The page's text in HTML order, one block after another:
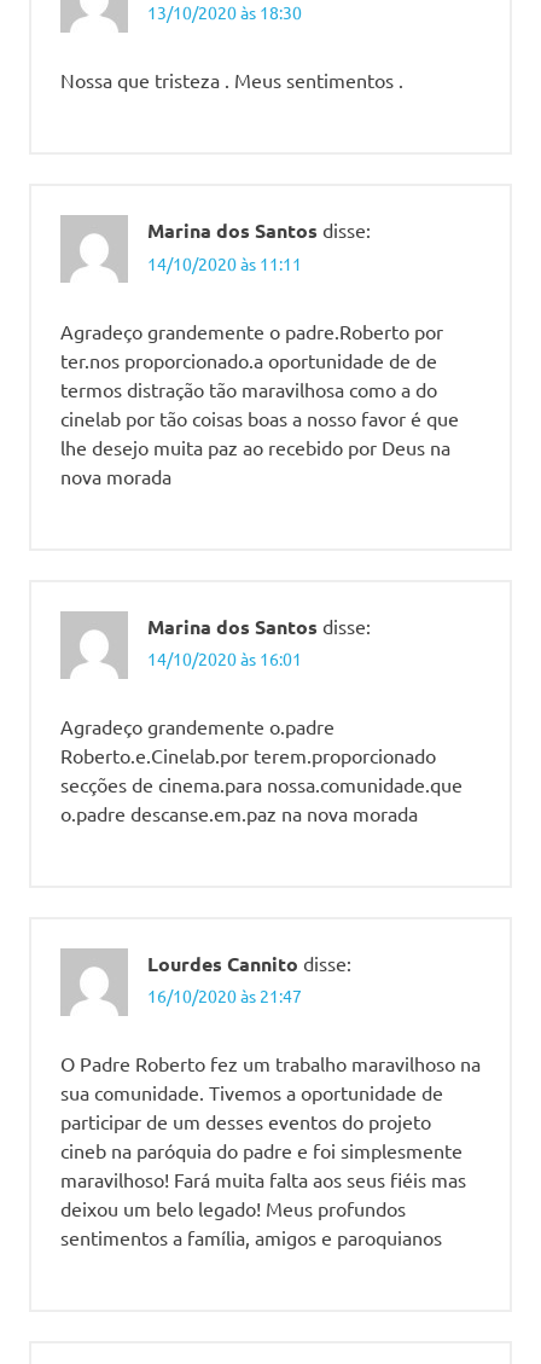
13/10/2020 às 18:30
Nossa que tristeza . Meus sentimentos .
Marina dos Santos disse:
14/10/2020 às 11:11
Agradeço grandemente o padre.Roberto por
ter.nos proporcionado.a oportunidade de de
termos distração tão maravilhosa como a do
cinelab por tão coisas boas a nosso favor é que
lhe desejo muita paz ao recebido por Deus na
nova morada
Marina dos Santos disse:
14/10/2020 às 16:01
Agradeço grandemente o.padre
Roberto.e.Cinelab.por terem.proporcionado
secções de cinema.para nossa.comunidade.que
o.padre descanse.em.paz na nova morada
Lourdes Cannito disse:
16/10/2020 às 21:47
O Padre Roberto fez um trabalho maravilhoso na
sua comunidade. Tivemos a oportunidade de
participar de um desses eventos do projeto
cineb na paróquia do padre e foi simplesmente
maravilhoso! Fará muita falta aos seus fiéis mas
deixou um belo legado! Meus profundos
sentimentos a família, amigos e paroquianos